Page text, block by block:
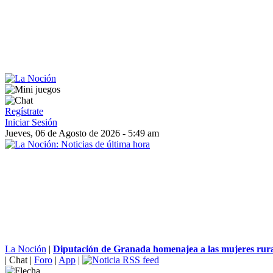
Regístrate
Iniciar Sesión
Jueves, 06 de Agosto de 2026 - 5:49 am
La Noción | Diputación de Granada homenajea a las mujeres
| Chat | Foro | App |